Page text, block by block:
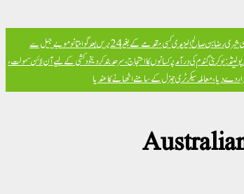
تیونسی شہری رضا بن صالح الیزیدی کسی مقدمے کے بغیر 24 برس بعد گوانتانوموبے جیل سے
پولینڈ: یوکرینی گندم کی درآمد پر کسانوں کا احتجاج، سرحد بند کر دیخود کشی کے لیے آن لائن سہولت،
دے دیا، معاملہ سیکرٹری جنرل کے سامنے اٹھانے کا عندیا